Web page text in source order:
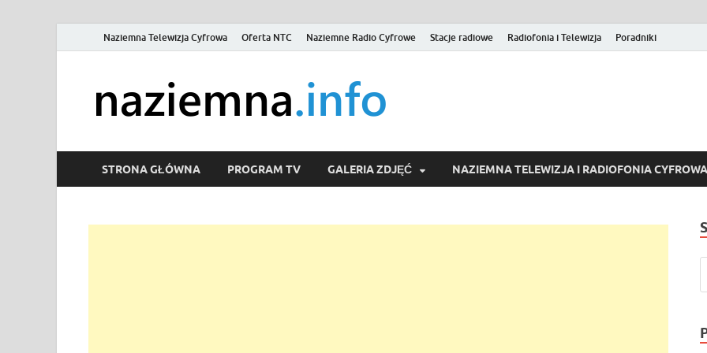
Naziemna Telewizja Cyfrowa Oferta NTC Naziemne Radio Cyfrowe Stacje radiowe Radiofonia i Telewizja Poradniki
Wideo online, VOD
STRONA GŁÓWNA PROGRAM TV GALERIA ZDJĘĆ NAZIEMNA TELEWIZJA I RADIOFONIA CYFROWA